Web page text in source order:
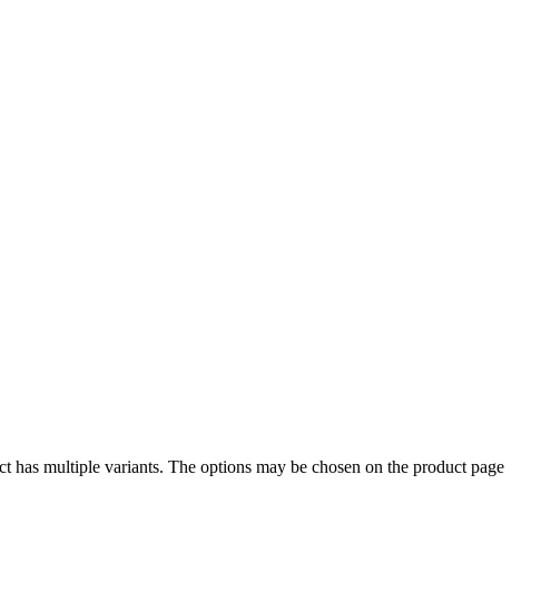
has multiple variants. The options may be chosen on the product page